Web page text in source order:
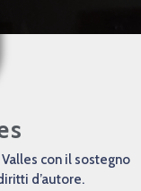
con il sostegno
d’autore.